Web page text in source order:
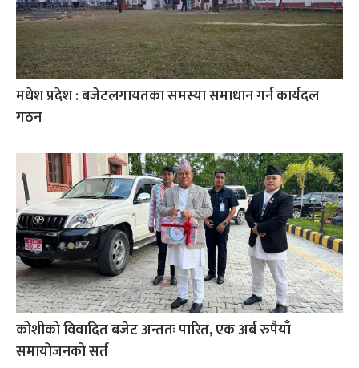
मधेश प्रदेश : बजेटलगायतका समस्या समाधान गर्न कार्यदल
गठन
कोशीको विवादित बजेट अन्ततः पारित, एक अर्ब रुपैयाँ
समायोजनको सर्त